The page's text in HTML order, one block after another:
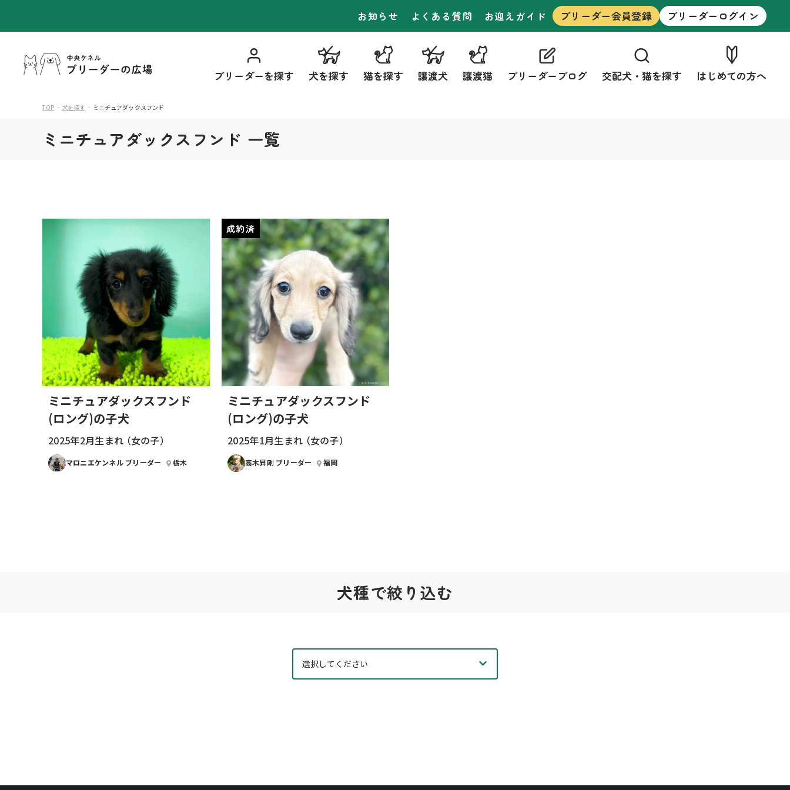
お知らせ よくある質問 お迎えガイド ブリーダー会員登録 ブリーダーログイン
ブリーダーを探す 犬を探す 猫を探す 譲渡犬 譲渡猫 ブリーダーブログ 交配犬・猫を探す はじめての方へ
TOP 犬を探す ミニチュアダックスフンド
ミニチュアダックスフンド 一覧
ミニチュアダックスフンド
(ロング)の子犬
2025年2月生まれ （女の子）
マロニエケンネル ブリーダー 栃木
成約済
ミニチュアダックスフンド
(ロング)の子犬
2025年1月生まれ （女の子）
高木昇剛 ブリーダー 福岡
犬種で絞り込む